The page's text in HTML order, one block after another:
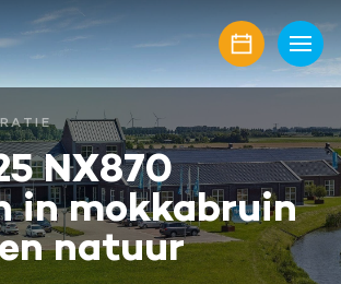
NX870
in mokkabruin
natuur